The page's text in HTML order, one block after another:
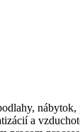
nábytok,
a